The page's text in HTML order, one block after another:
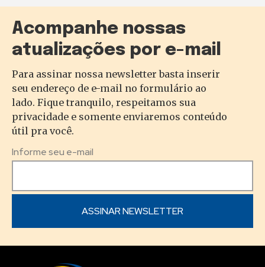
Acompanhe nossas
atualizações por e-mail
Para assinar nossa newsletter basta inserir
seu endereço de e-mail no formulário ao
lado. Fique tranquilo, respeitamos sua
privacidade e somente enviaremos conteúdo
útil pra você.
Informe seu e-mail